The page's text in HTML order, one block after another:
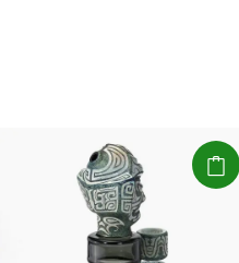
(Paket)